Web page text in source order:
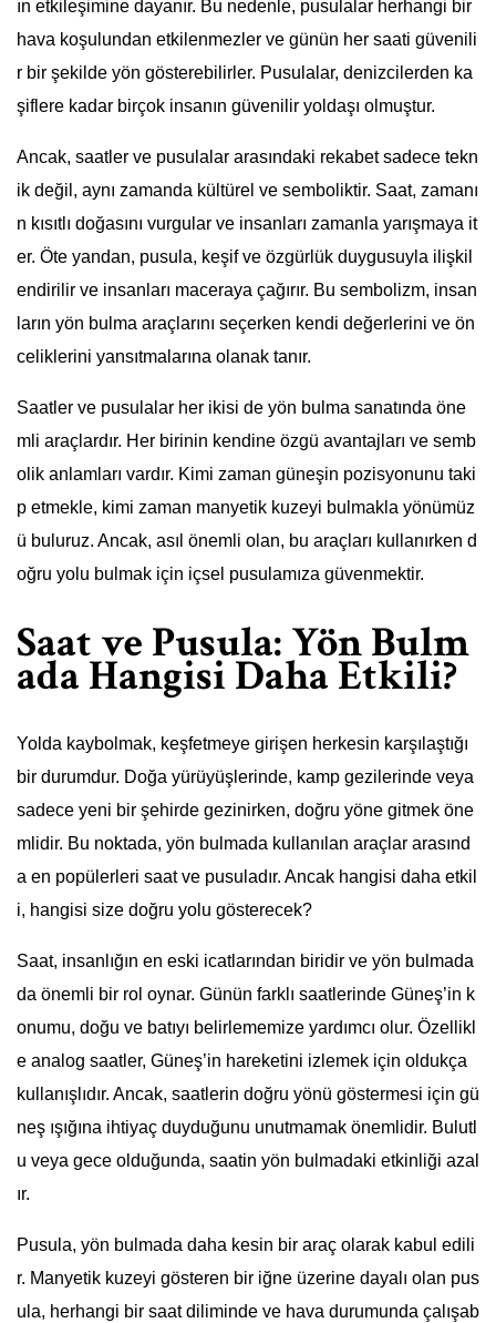
ın etkileşimine dayanır. Bu nedenle, pusulalar herhangi bir
hava koşulundan etkilenmezler ve günün her saati güvenili
r bir şekilde yön gösterebilirler. Pusulalar, denizcilerden ka
şiflere kadar birçok insanın güvenilir yoldaşı olmuştur.
Ancak, saatler ve pusulalar arasındaki rekabet sadece tekn
ik değil, aynı zamanda kültürel ve semboliktir. Saat, zamanı
n kısıtlı doğasını vurgular ve insanları zamanla yarışmaya it
er. Öte yandan, pusula, keşif ve özgürlük duygusuyla ilişkil
endirilir ve insanları maceraya çağırır. Bu sembolizm, insan
ların yön bulma araçlarını seçerken kendi değerlerini ve ön
celiklerini yansıtmalarına olanak tanır.
Saatler ve pusulalar her ikisi de yön bulma sanatında öne
mli araçlardır. Her birinin kendine özgü avantajları ve semb
olik anlamları vardır. Kimi zaman güneşin pozisyonunu taki
p etmekle, kimi zaman manyetik kuzeyi bulmakla yönümüz
ü buluruz. Ancak, asıl önemli olan, bu araçları kullanırken d
oğru yolu bulmak için içsel pusulamıza güvenmektir.
Saat ve Pusula: Yön Bulm
ada Hangisi Daha Etkili?
Yolda kaybolmak, keşfetmeye girişen herkesin karşılaştığı
bir durumdur. Doğa yürüyüşlerinde, kamp gezilerinde veya
sadece yeni bir şehirde gezinirken, doğru yöne gitmek öne
mlidir. Bu noktada, yön bulmada kullanılan araçlar arasınd
a en popülerleri saat ve pusuladır. Ancak hangisi daha etkil
i, hangisi size doğru yolu gösterecek?
Saat, insanlığın en eski icatlarından biridir ve yön bulmada
da önemli bir rol oynar. Günün farklı saatlerinde Güneş’in k
onumu, doğu ve batıyı belirlememize yardımcı olur. Özellikl
e analog saatler, Güneş’in hareketini izlemek için oldukça
kullanışlıdır. Ancak, saatlerin doğru yönü göstermesi için gü
neş ışığına ihtiyaç duyduğunu unutmamak önemlidir. Bulutl
u veya gece olduğunda, saatin yön bulmadaki etkinliği azal
ır.
Pusula, yön bulmada daha kesin bir araç olarak kabul edili
r. Manyetik kuzeyi gösteren bir iğne üzerine dayalı olan pus
ula, herhangi bir saat diliminde ve hava durumunda çalışab